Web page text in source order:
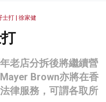
士打 | 徐家健
老店分拆後將繼續營
Brown亦將在香
律服務，可謂各取所